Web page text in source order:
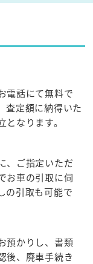
電話にて無料で
査定額に納得いた
なります。
、ご指定いただ
お車の引取に伺
の引取も可能で
預かりし、書類
後、廃車手続き